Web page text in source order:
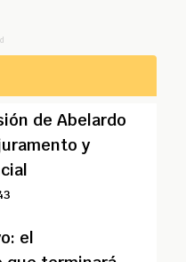
de Abelardo
y
el